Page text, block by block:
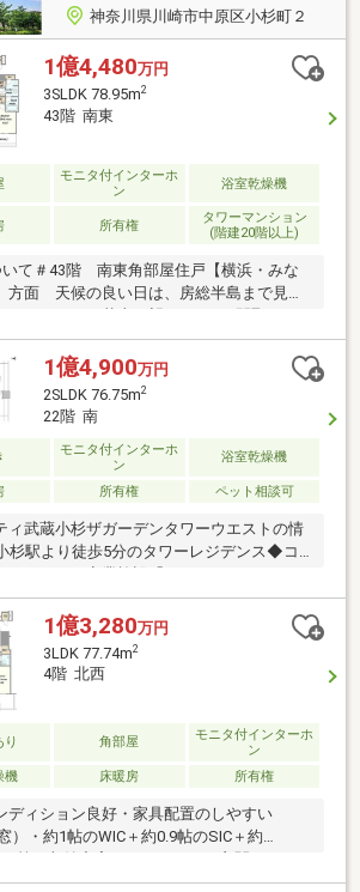
神奈川県川崎市中原区小杉町２
1億4,480万円
3SLDK 78.95m2
43階 南東
モニタ付インターホ
ン
浴室乾燥機
所有権
タワーマンション
(階建20階以上)
て＃43階 南東角部屋住戸【横浜・みな
方面 天候の良い日は、房総半島まで見渡
下スペースを最小限にすることで 居室の
最大限に確保・約1帖のWIC＋SIC＋トラン
、収納充実♪・各居室4.5帖以上・TES温水
LD部分の天井高約2.55m・作業スペースの
キッチン・1620サイズのゆとりある浴室・
管理・各階ゴミステーション(24時間可)
1億4,900万円
2SLDK 76.75m2
22階 南
モニタ付インターホ
ン
浴室乾燥機
所有権 ペット相談可
ィ武蔵小杉ザガーデンタワーウエストの情
杉駅より徒歩5分のタワーレジデンス◆コ
ンホールや商業施設「COSUGI
」が隣接し、高い利便性と賑わいを創出◆
ゲストルームなど、大規模タワーならでは
共用施設◆コンシェルジュサービス、24時
体制、ホテルライクな内廊下設計で高い居
～～弊社サービス～～◆SUUMO掲載物
紹介可能♪◇銀行事前審査・税金相談・相
実施
1億3,280万円
3LDK 77.74m2
4階 北西
り 角部屋
モニタ付インターホ
ン
機
床暖房 所有権
ディション良好・家具配置のしやすい
）・約1帖のWIC＋約0.9帖のSIC＋約
等、収納充実・ゆとりのある玄関まわ
イズのゆとりある浴室・各居室4.5帖以上・